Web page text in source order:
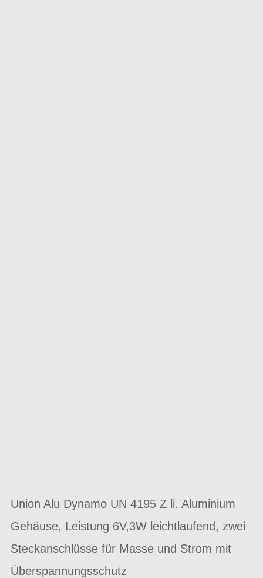
Union Alu Dynamo UN 4195 Z li. Aluminium
Gehäuse, Leistung 6V,3W leichtlaufend, zwei
Steckanschlüsse für Masse und Strom mit
Überspannungsschutz